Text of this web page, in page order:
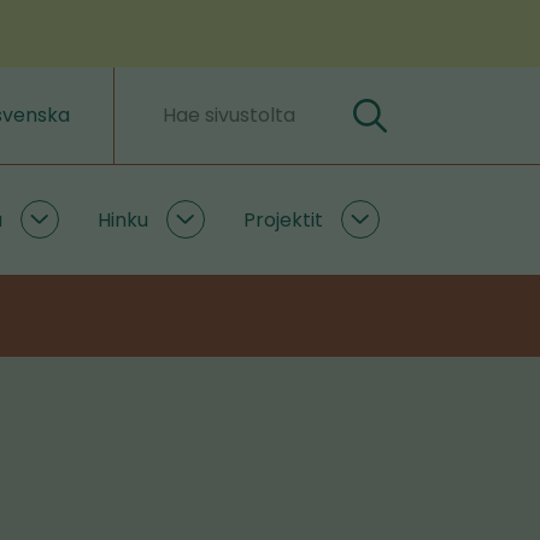
Hakusanat Hae
Ilmastoratkaisuja
Hinku
Hinku
Projektit
Projektit